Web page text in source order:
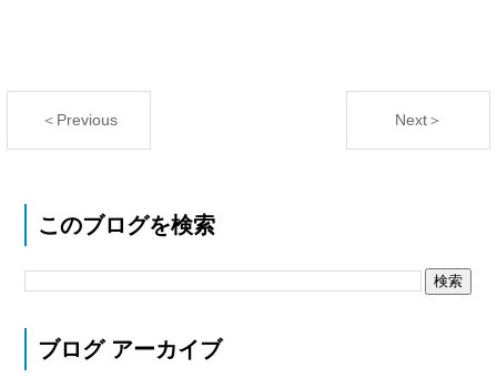
＜Previous Next＞
このブログを検索
ブログ アーカイブ